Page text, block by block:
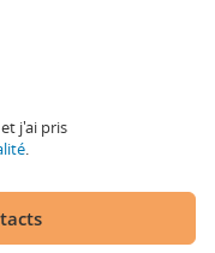
et j'ai pris
.